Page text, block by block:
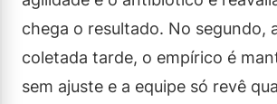
chega o resultado. No segundo,
coletada tarde, o empírico é
sem ajuste e a equipe só revê